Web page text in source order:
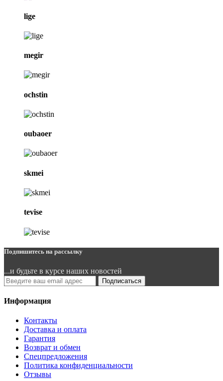
lige
megir
ochstin
oubaoer
skmei
tevise
Подпишитесь на рассылку
...и будьте в курсе наших новостей
Подписаться
Информация
Контакты
Доставка и оплата
Гарантия
Возврат и обмен
Спецпредложения
Политика конфиденциальности
Отзывы